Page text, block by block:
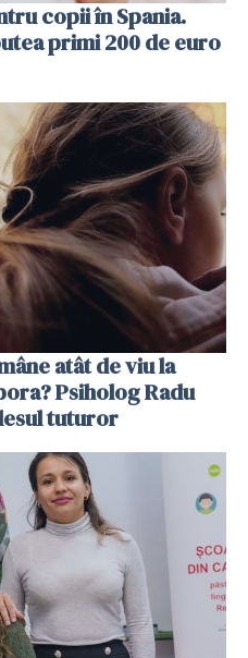
copii în Spania.
primi 200 de euro
atât de viu la
Psiholog Radu
tuturor